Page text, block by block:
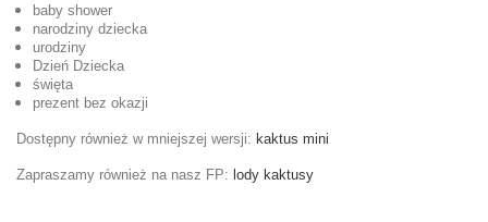
baby shower
narodziny dziecka
urodziny
Dzień Dziecka
święta
prezent bez okazji
Dostępny również w mniejszej wersji: kaktus mini
Zapraszamy również na nasz FP: lody kaktusy